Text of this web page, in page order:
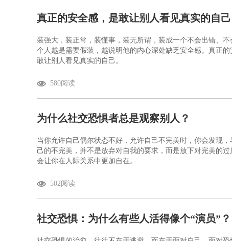
真正的安全感，是敢让别人看见真实的自己
装强大，装正常，装懂事，装无所谓，装成一个不会出错、
个人越是需要假装，越说明他的内心深处缺乏安全感。真正
敢让别人看见真实的自己。
580阅读
为什么社交恐惧者总是观察别人？
当你允许自己偶尔状态不好，允许自己不完美时，你会发现
己的不完美，并不是放弃对自我的要求，而是放下对完美的
会让你在人际关系中更加自在。
502阅读
社交恐惧：为什么有些人活得像个“演员”？